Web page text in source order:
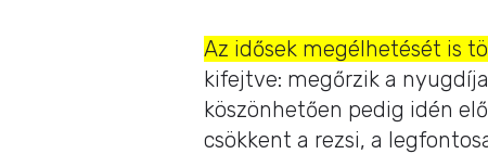
Az idősek megélhetését is
kifejtve: megőrzik a
köszönhetően pedig idén
csökkent a rezsi, a